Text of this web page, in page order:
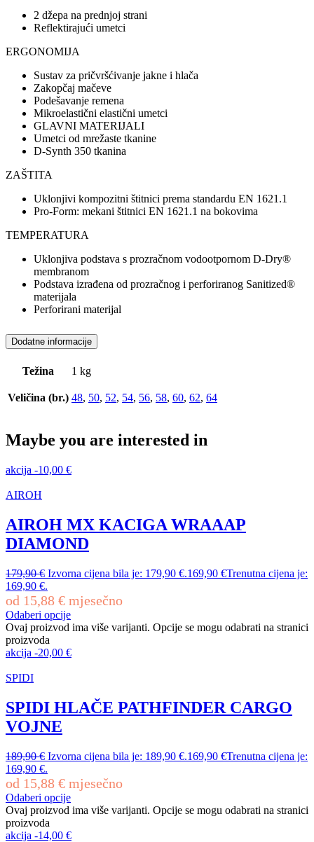
2 džepa na prednjoj strani
Reflektirajući umetci
ERGONOMIJA
Sustav za pričvršćivanje jakne i hlača
Zakopčaj mačeve
Podešavanje remena
Mikroelastični elastični umetci
GLAVNI MATERIJALI
Umetci od mrežaste tkanine
D-Synth 350 tkanina
ZAŠTITA
Uklonjivi kompozitni štitnici prema standardu EN 1621.1
Pro-Form: mekani štitnici EN 1621.1 na bokovima
TEMPERATURA
Uklonjiva podstava s prozračnom vodootpornom D-Dry®
membranom
Podstava izrađena od prozračnog i perforiranog Sanitized®
materijala
Perforirani materijal
Dodatne informacije
Težina 1 kg
Veličina (br.) 48, 50, 52, 54, 56, 58, 60, 62, 64
Maybe you are interested in
akcija -10,00 €
AIROH
AIROH MX KACIGA WRAAAP
DIAMOND
179,90€ Izvorna cijena bila je: 179,90 €.169,90 €Trenutna cijena je:
169,90 €.
od 15,88 € mjesečno
Odaberi opcije
Ovaj proizvod ima više varijanti. Opcije se mogu odabrati na stranici
proizvoda
akcija -20,00 €
SPIDI
SPIDI HLAČE PATHFINDER CARGO
VOJNE
189,90€ Izvorna cijena bila je: 189,90 €.169,90 €Trenutna cijena je:
169,90 €.
od 15,88 € mjesečno
Odaberi opcije
Ovaj proizvod ima više varijanti. Opcije se mogu odabrati na stranici
proizvoda
akcija -14,00 €